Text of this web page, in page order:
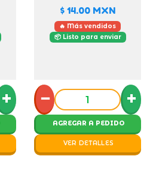
+
$ 14.00 MXN
🔥 Más vendidos
📦 Listo para enviar
− +
AGREGAR A PEDIDO
VER DETALLES